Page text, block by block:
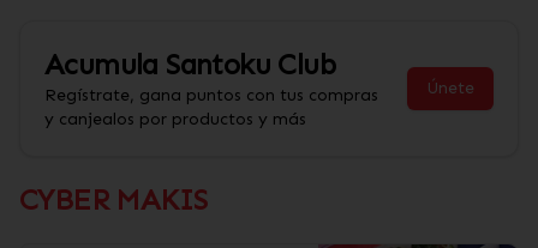
Acumula Santoku Club
Regístrate, gana puntos con tus compras
y canjealos por productos y más
Únete
CYBER MAKIS